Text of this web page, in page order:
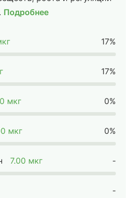
Подробнее
17%
17%
мкг 0%
мкг 0%
7.00 мкг -
-